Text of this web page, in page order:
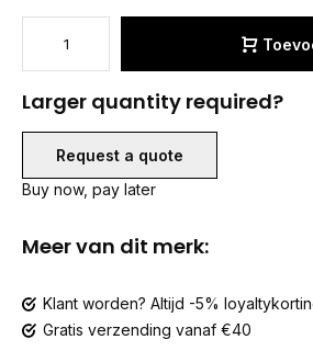
Larger quantity required?
Request a quote
Buy now, pay later
Meer van dit merk:
Klant worden? Altijd -5%
Gratis verzending vanaf €40